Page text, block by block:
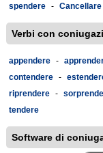
spendere -
Verbi con
appendere -
contendere -
riprendere -
tendere
Software di